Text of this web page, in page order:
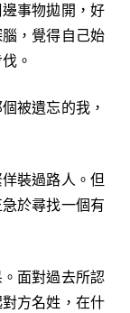
事物拋開，好
，覺得自己始
。
被遺忘的我，
裝過路人。但
於尋找一個有
面對過去所認
方名姓，在什